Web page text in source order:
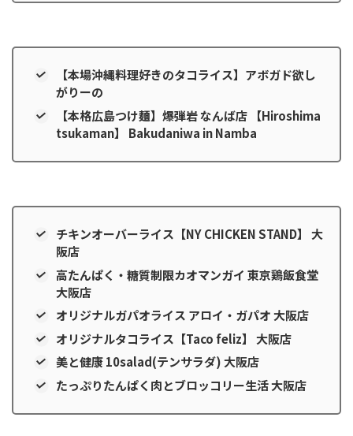
【本場沖縄料理好きのタコライス】アボガド欲し
がりーの
【本格広島つけ麺】爆弾岩 なんば店 【Hiroshima
tsukaman】 Bakudaniwa in Namba
チキンオーバーライス【NY CHICKEN STAND】 大
阪店
高たんぱく・糖質制限カオマンガイ 東京鶏飯食堂
大阪店
オリジナルガパオライス アロイ・ガパオ 大阪店
オリジナルタコライス【Taco feliz】 大阪店
美と健康 10salad(テンサラダ) 大阪店
たっぷりたんぱく肉とブロッコリー生活 大阪店